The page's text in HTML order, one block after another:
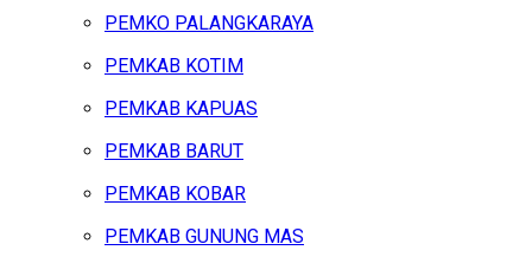
PEMKO PALANGKARAYA
PEMKAB KOTIM
PEMKAB KAPUAS
PEMKAB BARUT
PEMKAB KOBAR
PEMKAB GUNUNG MAS